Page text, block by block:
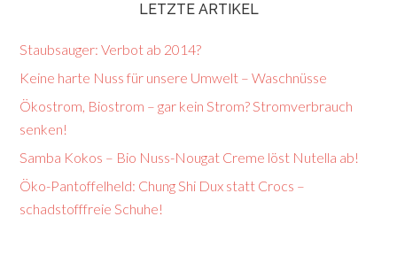
LETZTE ARTIKEL
Staubsauger: Verbot ab 2014?
Keine harte Nuss für unsere Umwelt – Waschnüsse
Ökostrom, Biostrom – gar kein Strom? Stromverbrauch
senken!
Samba Kokos – Bio Nuss-Nougat Creme löst Nutella ab!
Öko-Pantoffelheld: Chung Shi Dux statt Crocs –
schadstofffreie Schuhe!